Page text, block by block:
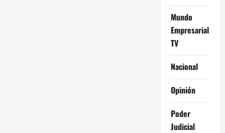
Mundo
Empresarial
TV
Nacional
Opinión
Poder
Judicial